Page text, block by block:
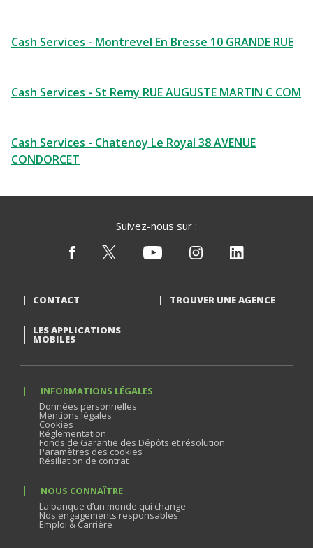
Cash Services - Montrevel En Bresse 10 GRANDE RUE
Cash Services - St Remy RUE AUGUSTE MARTIN C COM
Cash Services - Chatenoy Le Royal 38 AVENUE
CONDORCET
Suivez-nous sur :
CONTACT TROUVER UNE AGENCE
LES APPLICATIONS
MOBILES
INFORMATIONS LÉGALES
Données personnelles
Mentions légales
Cookies
Réglementation
Fonds de Garantie des Dépôts et résolution
Paramètres des cookies
Résiliation de contrat
NOUS CONNAÎTRE
La banque d’un monde qui change
Nos engagements responsables
Emploi & Carrière